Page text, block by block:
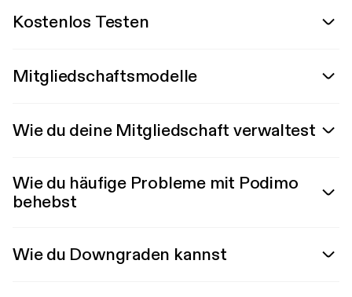
Kostenlos Testen
Mitgliedschaftsmodelle
Wie du deine Mitgliedschaft verwaltest
Wie du häufige Probleme mit Podimo
behebst
Wie du Downgraden kannst